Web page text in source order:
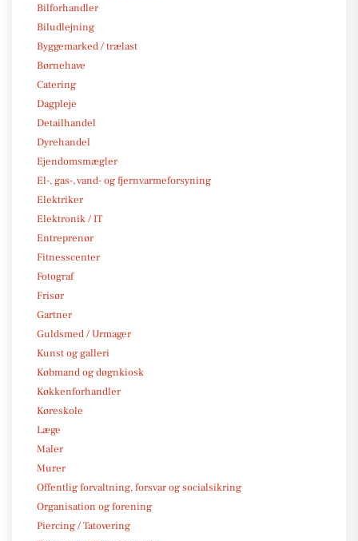
Bilforhandler
Biludlejning
Byggemarked / trælast
Børnehave
Catering
Dagpleje
Detailhandel
Dyrehandel
Ejendomsmægler
El-, gas-, vand- og fjernvarmeforsyning
Elektriker
Elektronik / IT
Entreprenør
Fitnesscenter
Fotograf
Frisør
Gartner
Guldsmed / Urmager
Kunst og galleri
Købmand og døgnkiosk
Køkkenforhandler
Køreskole
Læge
Maler
Murer
Offentlig forvaltning, forsvar og socialsikring
Organisation og forening
Piercing / Tatovering